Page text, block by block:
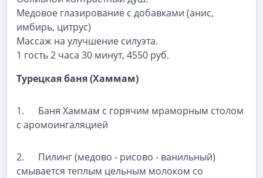
Медовое глазирование с добавками (анис,
имбирь, цитрус)
Массаж на улучшение силуэта.
1 гость 2 часа 30 минут, 4550 руб.
Турецкая баня (Хаммам)
1. Баня Хаммам с горячим мраморным столом
с аромоингаляцией
2. Пилинг (медово - рисово - ванильный)
смывается теплым цельным молоком со